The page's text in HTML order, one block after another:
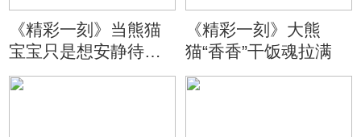
《精彩一刻》当熊猫
宝宝只是想安静待会
儿
《精彩一刻》大熊
猫“香香”干饭魂拉满